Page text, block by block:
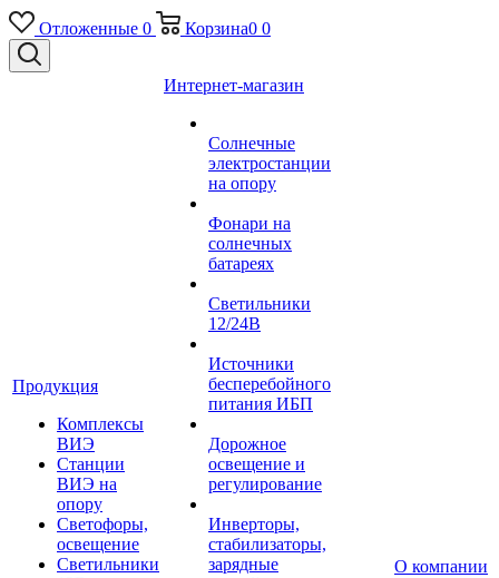
Отложенные 0 Корзина0 0
Продукция
Комплексы
ВИЭ
Станции
ВИЭ на
опору
Светофоры,
освещение
Светильники
Интернет-магазин
Солнечные
электростанции
на опору
Фонари на
солнечных
батареях
Светильники
12/24В
Источники
бесперебойного
питания ИБП
Дорожное
освещение и
регулирование
Инверторы,
стабилизаторы,
зарядные
О компании